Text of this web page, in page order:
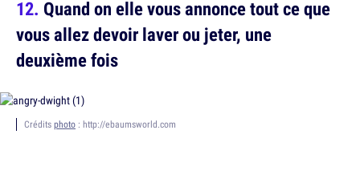
Quand on elle vous annonce tout ce que
vous allez devoir laver ou jeter, une
deuxième fois
Crédits photo : http://ebaumsworld.com